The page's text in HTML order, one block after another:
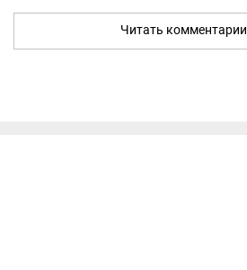
Читать комментарии